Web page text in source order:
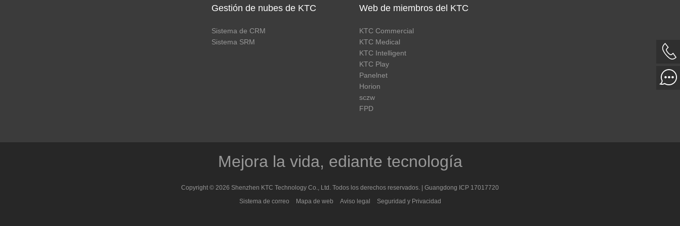
Gestión de nubes de KTC
Sistema de CRM
Sistema SRM
Web de miembros del KTC
KTC Commercial
KTC Medical
KTC Intelligent
KTC Play
Panelnet
Horion
sczw
FPD
Mejora la vida, ediante tecnología
Copyright © 2026 Shenzhen KTC Technology Co., Ltd. Todos los derechos reservados. | Guangdong ICP 17017720
Sistema de correo
Mapa de web Aviso legal Seguridad y Privacidad